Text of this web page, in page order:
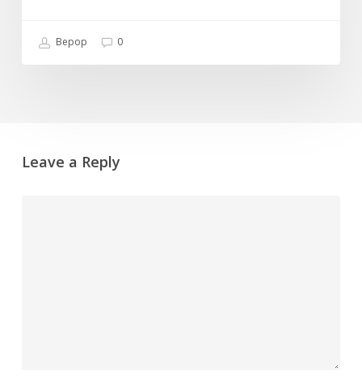
Bepop 0
Leave a Reply